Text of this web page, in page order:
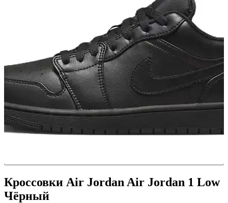
Кроссовки Air Jordan Air Jordan 1 Low
Чёрный